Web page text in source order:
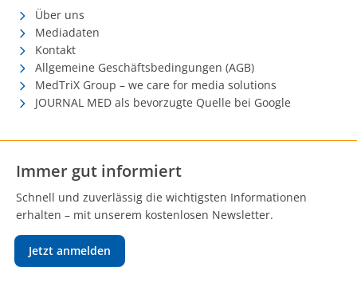
Über uns
Mediadaten
Kontakt
Allgemeine Geschäftsbedingungen (AGB)
MedTriX Group – we care for media solutions
JOURNAL MED als bevorzugte Quelle bei Google
Immer gut informiert
Schnell und zuverlässig die wichtigsten Informationen
erhalten – mit unserem kostenlosen Newsletter.
Jetzt anmelden